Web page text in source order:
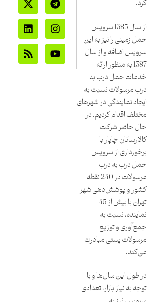
کرد.
از سال 1385 سرویس
حمل زمینی را نیز به این
سرویس اضافه و از سال
1387 به منظور ارائه
خدمات حمل درب به
درب مرسولات نسبت به
ایجاد نمایندگی در شهرهای
مختلف اقدام کردیم. در
حال حاضر شرکت
کالارسانان چاپار با
برخورداری از سرویس
حمل درب به درب
مرسولات در 240 نقطه
کشور و پوشش‌دهی شهر
تهران با بیش از 45
نماینده، نسبت به
جمع‌آوری و توزیع
مرسولات پستی مبادرت
می‌کند.
در طول این سال‌ها و با
توجه به نیاز بازار، تعدادی